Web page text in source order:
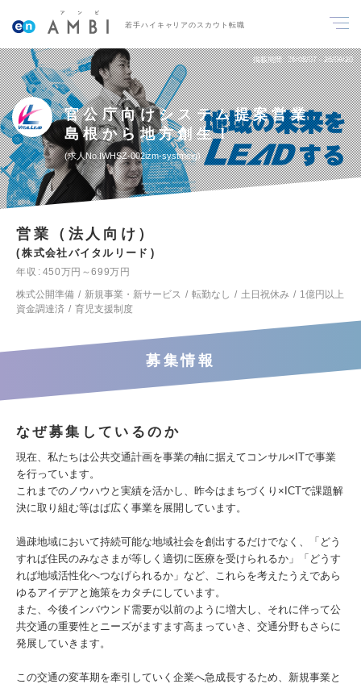
若手ハイキャリアのスカウト転職
掲載期間 26/08/07～26/08/20
官公庁向けシステム提案営業
島根から地方創生！
求人No.IWHSZ-002izm-systmeig
営業（法人向け）
株式会社バイタルリード
年収
450万円～699万円
株式公開準備
新規事業・新サービス 転勤なし 土日祝休み
1億円以上
資金調達済
育児支援制度
募集情報
なぜ募集しているのか
現在、私たちは公共交通計画を事業の軸に据えてコンサル×ITで事業
を行っています。
これまでのノウハウと実績を活かし、昨今はまちづくり×ICTで課題解
決に取り組む等はば広く事業を展開しています。
過疎地域において持続可能な地域社会を創出するだけでなく、「どう
すれば住民のみなさまが等しく適切に医療を受けられるか」「どうす
れば地域活性化へつなげられるか」など、これらを考えたうえであら
ゆるアイデアと施策をカタチにしています。
また、今後インバウンド需要が以前のように増大し、それに伴って公
共交通の重要性とニーズがますます高まっていき、交通分野もさらに
発展していきます。
この交通の変革期を牽引していく企業へ急成長するため、新規事業と